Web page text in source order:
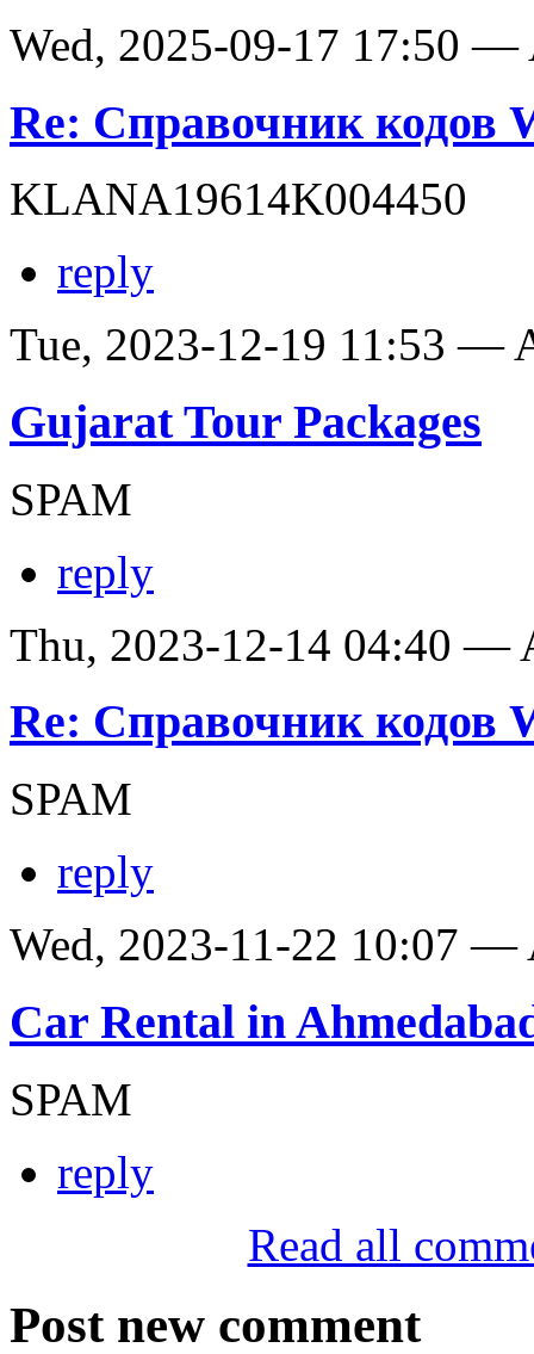
Wed, 2025-09-17 17:50 —
Re: Справочник кодов
KLANA19614K004450
reply
Tue, 2023-12-19 11:53 —
Gujarat Tour Packages
SPAM
reply
Thu, 2023-12-14 04:40 —
Re: Справочник кодов
SPAM
reply
Wed, 2023-11-22 10:07 —
Car Rental in
SPAM
reply
Read all
Post new comment